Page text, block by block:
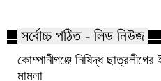
সর্বোচ্চ পঠিত - লিড নিউজ
কোম্পানীগঞ্জে নিষিদ্ধ
মামলা